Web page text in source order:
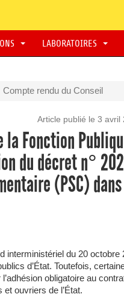
LABORATOIRES
Compte rendu du Conseil
Article publié le 3 avril
la Fonction
du décret n°
(PSC)
interministériel du 20 octobre
d’État. Toutefois,
obligatoire au
ouvriers de l’État.